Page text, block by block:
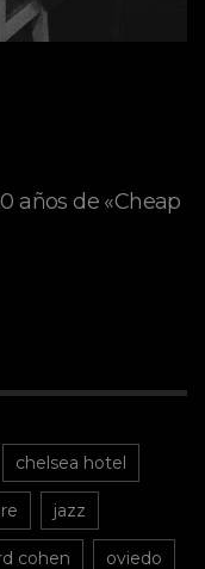
años de «Cheap
chelsea hotel
jazz
cohen oviedo